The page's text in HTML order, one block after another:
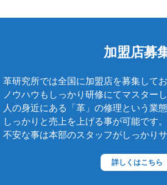
コ
ゴ
サ
ジ
ジ
加盟店募
革研究所では全国に加盟店を募集して
ノウハウもしっかり研修にてマスター
人の身近にある「革」の修理という業
しっかりと売上を上げる事が可能です
不安な事は本部のスタッフがしっかり
詳しくはこちら